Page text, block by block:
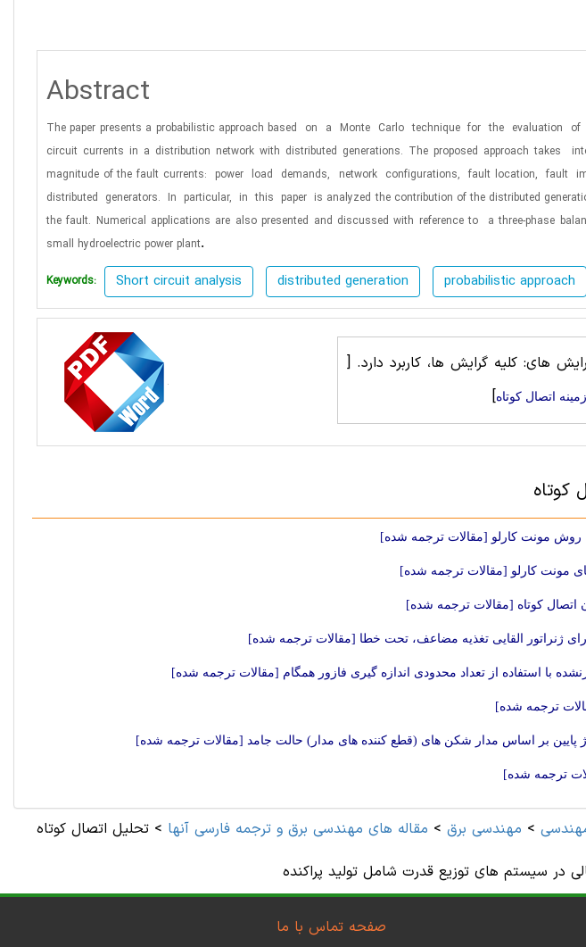
Abstract
The paper presents a probabilistic approach based on a Monte Carlo technique for the evaluation of
circuit currents in a distribution network with distributed generations. The proposed approach takes
magnitude of the fault currents: power load demands, network configurations, fault location, fault
distributed generators. In particular, in this paper is analyzed the contribution of the distributed
the fault. Numerical applications are also presented and discussed with reference to a three-phase
small hydroelectric power plant.
Keywords: Short circuit analysis distributed generation probabilistic approach
های: کلیه گرایش ها، کاربرد دارد. [
اتصال کوتاه]
کوتاه
با روش مونت کارلو [مقالات ترجمه شده]
مونت کارلو [مقالات ترجمه شده]
کوتاه [مقالات ترجمه شده]
ژنراتور القایی تغذیه مضاعف، تحت خطا [مقالات ترجمه شده]
با استفاده از تعداد محدودی اندازه گیری فازور همگام [مقالات ترجمه شده]
ترجمه شده]
> مهندسی برق > مقاله های مهندسی برق و ترجمه فارسی آنها > تحلیل اتصال کوتاه
در سیستم های توزیع قدرت شامل تولید پراکنده
صفحه تماس با ما